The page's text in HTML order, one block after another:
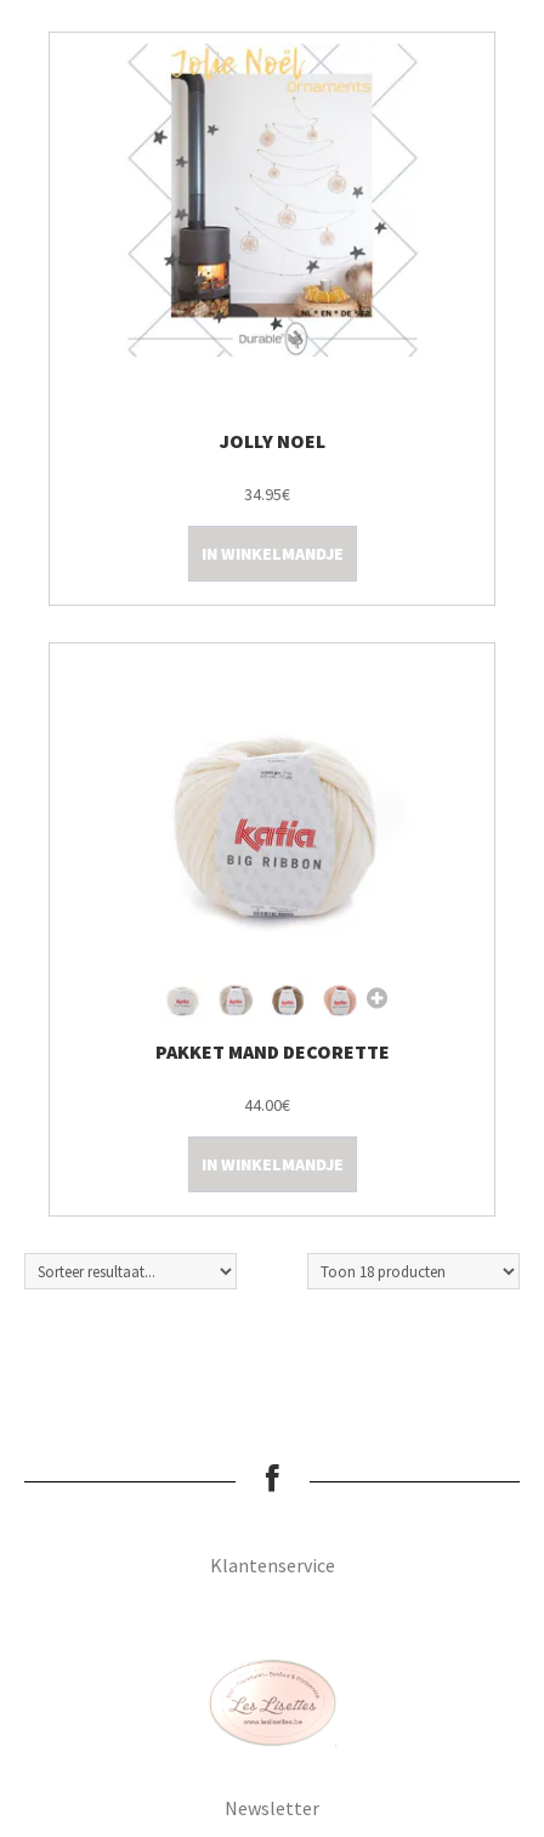
JOLLY NOEL
34.95€
IN WINKELMANDJE
PAKKET MAND DECORETTE
44.00€
IN WINKELMANDJE
Klantenservice
Newsletter